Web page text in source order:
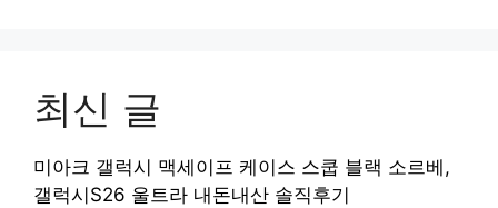
최신 글
미아크 갤럭시 맥세이프 케이스 스쿱 블랙 소르베,
갤럭시S26 울트라 내돈내산 솔직후기